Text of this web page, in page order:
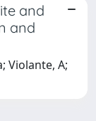
and
and
Violante, A;